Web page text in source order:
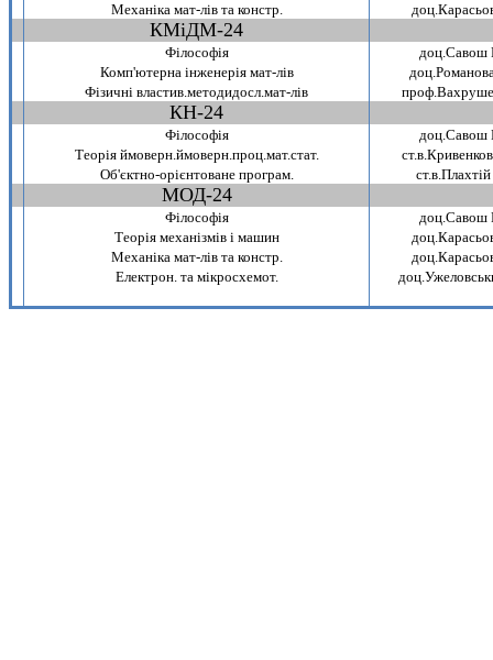
Механiка мат-лiв та констр.
КМiДМ-24
Фiлософiя
доц.Савош
Комп'ютерна iнженерiя мат-лiв
Фiзичнi властив.методидосл.мат-лiв
КН-24
Фiлософiя
доц.Савош
Теорiя ймоверн.ймоверн.проц.мат.стат.
Об'єктно-орiєнтоване програм.
МОД-24
Фiлософiя
доц.Савош
Теорiя механiзмiв i машин
Механiка мат-лiв та констр.
Електрон. та мiкросхемот.